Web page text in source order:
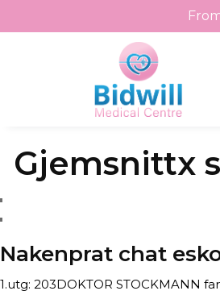
theGjemsnittx
Nakenprat chat
​1.utg: 203DOKTOR STOCKMANN